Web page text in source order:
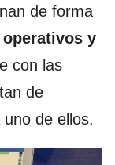
de forma
y
con las
de
de ellos.